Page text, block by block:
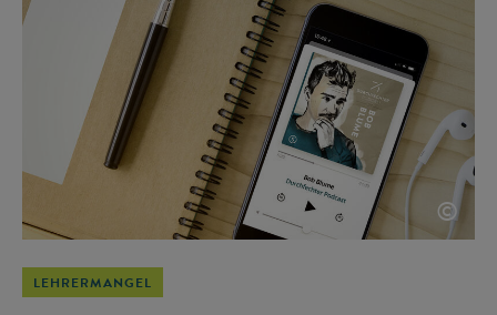
©
LEHRERMANGEL